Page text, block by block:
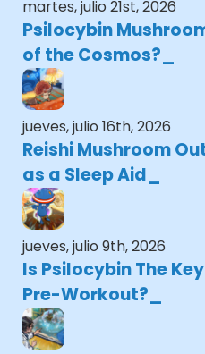
martes, julio 21st, 2026
Psilocybin
of the Cosmos?
jueves, julio 16th, 2026
Reishi Mushroom
as a Sleep Aid
jueves, julio 9th, 2026
Is Psilocybin The
Pre-Workout?